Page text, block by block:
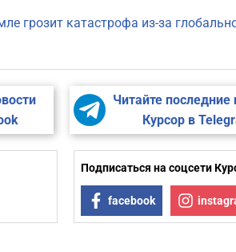
грозит катастрофа из-за
Читайте последние
Курсор в
Подписаться на соцсети
facebook